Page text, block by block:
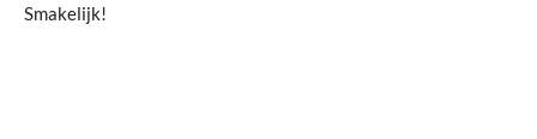
Smakelijk!